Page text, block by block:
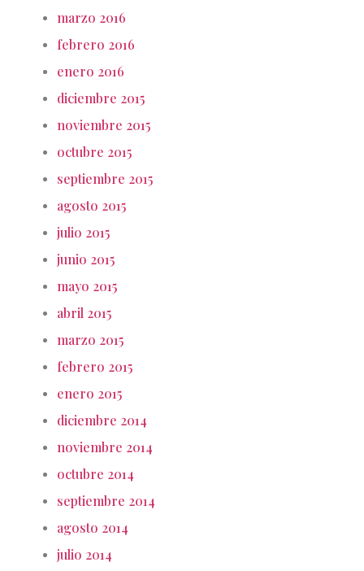
marzo 2016
febrero 2016
enero 2016
diciembre 2015
noviembre 2015
octubre 2015
septiembre 2015
agosto 2015
julio 2015
junio 2015
mayo 2015
abril 2015
marzo 2015
febrero 2015
enero 2015
diciembre 2014
noviembre 2014
octubre 2014
septiembre 2014
agosto 2014
julio 2014